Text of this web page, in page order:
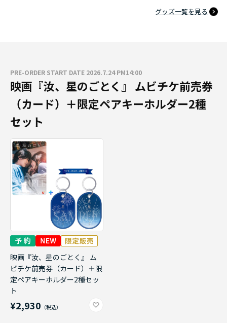
グッズ一覧を見る
PRE-ORDER START DATE 2026.7.24 PM14:00
映画『汝、星のごとく』 ムビチケ前売券
（カード）＋限定ペアキーホルダー2種
セット
映画『汝、星のごとく』 ム
ビチケ前売券（カード）＋限
定ペアキーホルダー2種セッ
ト
¥2,930